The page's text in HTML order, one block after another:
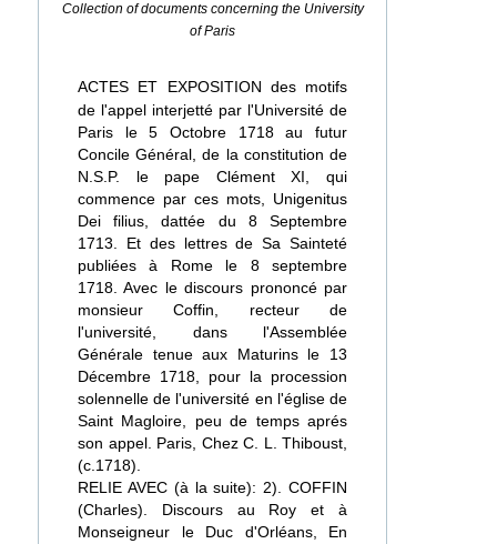
Collection of documents concerning the University
of Paris
ACTES ET EXPOSITION des motifs
de l'appel interjetté par l'Université de
Paris le 5 Octobre 1718 au futur
Concile Général, de la constitution de
N.S.P. le pape Clément XI, qui
commence par ces mots, Unigenitus
Dei filius, dattée du 8 Septembre
1713. Et des lettres de Sa Sainteté
publiées à Rome le 8 septembre
1718. Avec le discours prononcé par
monsieur Coffin, recteur de
l'université, dans l'Assemblée
Générale tenue aux Maturins le 13
Décembre 1718, pour la procession
solennelle de l'université en l'église de
Saint Magloire, peu de temps aprés
son appel. Paris, Chez C. L. Thiboust,
(c.1718).
RELIE AVEC (à la suite): 2). COFFIN
(Charles). Discours au Roy et à
Monseigneur le Duc d'Orléans, En